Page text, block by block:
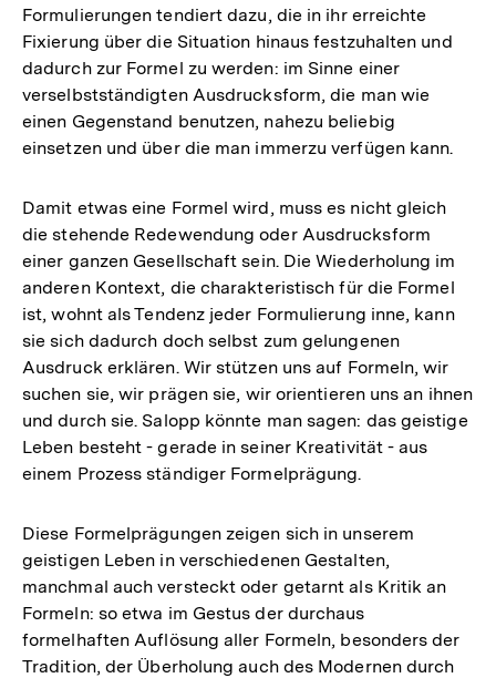
Formulierungen tendiert dazu, die in ihr erreichte
Fixierung über die Situation hinaus festzuhalten und
dadurch zur Formel zu werden: im Sinne einer
verselbstständigten Ausdrucksform, die man wie
einen Gegenstand benutzen, nahezu beliebig
einsetzen und über die man immerzu verfügen kann.
Damit etwas eine Formel wird, muss es nicht gleich
die stehende Redewendung oder Ausdrucksform
einer ganzen Gesellschaft sein. Die Wiederholung im
anderen Kontext, die charakteristisch für die Formel
ist, wohnt als Tendenz jeder Formulierung inne, kann
sie sich dadurch doch selbst zum gelungenen
Ausdruck erklären. Wir stützen uns auf Formeln, wir
suchen sie, wir prägen sie, wir orientieren uns an ihnen
und durch sie. Salopp könnte man sagen: das geistige
Leben besteht - gerade in seiner Kreativität - aus
einem Prozess ständiger Formelprägung.
Diese Formelprägungen zeigen sich in unserem
geistigen Leben in verschiedenen Gestalten,
manchmal auch versteckt oder getarnt als Kritik an
Formeln: so etwa im Gestus der durchaus
formelhaften Auflösung aller Formeln, besonders der
Tradition, der Überholung auch des Modernen durch